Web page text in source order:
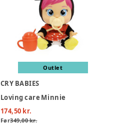
Outlet
CRY BABIES
Loving care Minnie
174,50 kr.
Før349,00 kr.